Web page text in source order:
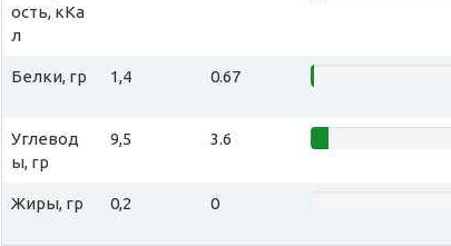
ость, кКа
л
Белки, гр 1,4 0.67
Углевод
ы, гр
9,5 3.6
Жиры, гр 0,2 0